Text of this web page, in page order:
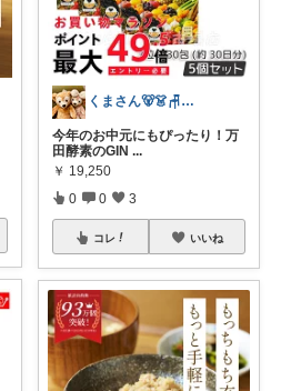
くまさん🐻👗🪑🛋️ 🍽️🍰
今年のお中元にもぴったり！万
田酵素のGIN ...
￥ 19,250
0 0 3
コレ いいね